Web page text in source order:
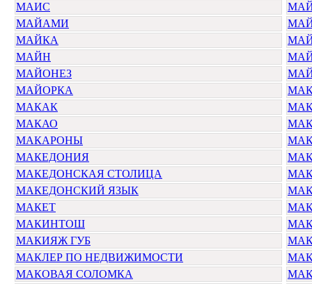
МАИС
МАЙАМИ
МАЙКА
МАЙН
МАЙОНЕЗ
МАЙОРКА
МАКАК
МАКАО
МАКАРОНЫ
МАКЕДОНИЯ
МАКЕДОНСКАЯ СТОЛИЦА
МАКЕДОНСКИЙ ЯЗЫК
МАКЕТ
МАКИНТОШ
МАКИЯЖ ГУБ
МАКЛЕР ПО НЕДВИЖИМОСТИ
МАКОВАЯ СОЛОМКА